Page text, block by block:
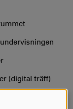
(digital träff)